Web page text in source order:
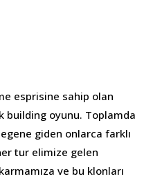
esprisine sahip olan
building oyunu. Toplamda
giden onlarca farklı
tur elimize gelen
ve bu klonları